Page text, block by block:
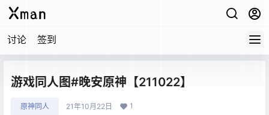
讨论 签到
游戏同人图#晚安原神【211022】
原神同人 21年10月22日 1